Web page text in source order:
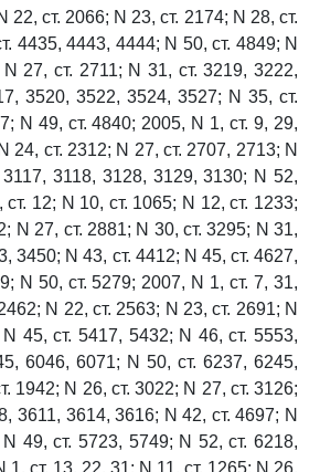
22, ст. 2066; N 23, ст. 2174; N 28, ст.
4435, 4443, 4444; N 50, ст. 4849; N
27, ст. 2711; N 31, ст. 3219, 3222,
3520, 3522, 3524, 3527; N 35, ст.
N 49, ст. 4840; 2005, N 1, ст. 9, 29,
24, ст. 2312; N 27, ст. 2707, 2713; N
3118, 3128, 3129, 3130; N 52,
12; N 10, ст. 1065; N 12, ст. 1233;
N 27, ст. 2881; N 30, ст. 3295; N 31,
3450; N 43, ст. 4412; N 45, ст. 4627,
N 50, ст. 5279; 2007, N 1, ст. 7, 31,
N 22, ст. 2563; N 23, ст. 2691; N
45, ст. 5417, 5432; N 46, ст. 5553,
6046, 6071; N 50, ст. 6237, 6245,
1942; N 26, ст. 3022; N 27, ст. 3126;
3611, 3614, 3616; N 42, ст. 4697; N
49, ст. 5723, 5749; N 52, ст. 6218,
ст. 13, 22, 31; N 11, ст. 1265; N 26,